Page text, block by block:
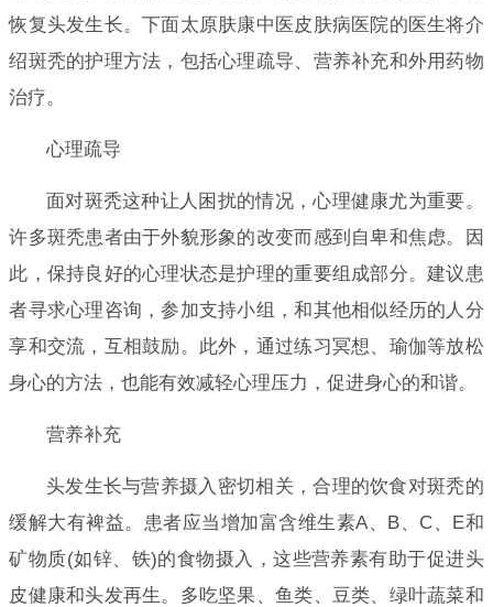
恢复头发生长。下面太原肤康中医皮肤病医院的医生将介
绍斑秃的护理方法，包括心理疏导、营养补充和外用药物
治疗。
心理疏导
面对斑秃这种让人困扰的情况，心理健康尤为重要。
许多斑秃患者由于外貌形象的改变而感到自卑和焦虑。因
此，保持良好的心理状态是护理的重要组成部分。建议患
者寻求心理咨询，参加支持小组，和其他相似经历的人分
享和交流，互相鼓励。此外，通过练习冥想、瑜伽等放松
身心的方法，也能有效减轻心理压力，促进身心的和谐。
营养补充
头发生长与营养摄入密切相关，合理的饮食对斑秃的
缓解大有裨益。患者应当增加富含维生素A、B、C、E和
矿物质(如锌、铁)的食物摄入，这些营养素有助于促进头
皮健康和头发再生。多吃坚果、鱼类、豆类、绿叶蔬菜和